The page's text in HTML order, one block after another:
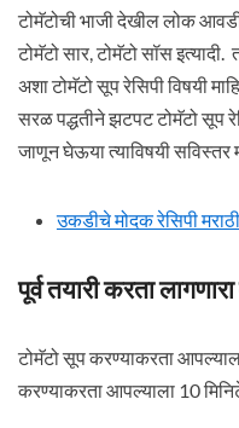
टोमॅटोची भाजी देखील लोक
टोमॅटो सार, टोमॅटो सॉस
अशा टोमॅटो सूप रेसिपी विषयी
सरळ पद्धतीने झटपट टोमॅटो सूप
जाणून घेऊया त्याविषयी सविस्तर
उकडीचे मोदक रेसिपी मराठी
पूर्व तयारी करता
टोमॅटो सूप करण्याकरता आपल्याला
करण्याकरता आपल्याला 10